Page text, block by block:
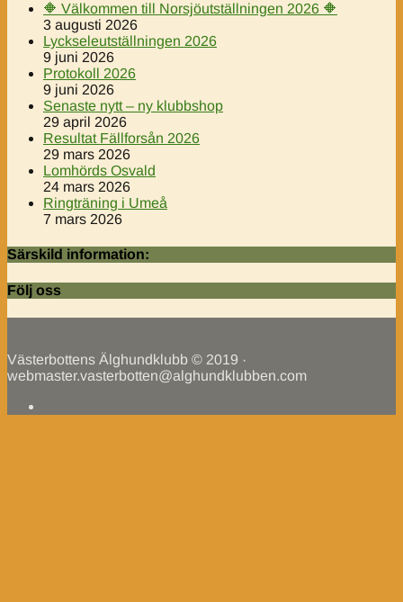
🔶️ Välkommen till Norsjöutställningen 2026 🔶️
3 augusti 2026
Lyckseleutställningen 2026
9 juni 2026
Protokoll 2026
9 juni 2026
Senaste nytt – ny klubbshop
29 april 2026
Resultat Fällforsån 2026
29 mars 2026
Lomhörds Osvald
24 mars 2026
Ringträning i Umeå
7 mars 2026
Särskild information:
Följ oss
Västerbottens Älghundklubb © 2019 ·
webmaster.vasterbotten@alghundklubben.com